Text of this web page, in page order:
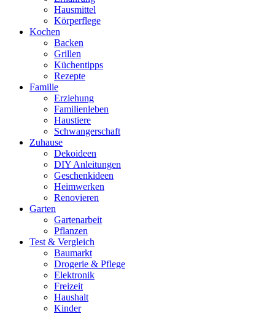
Hausmittel
Körperflege
Kochen
Backen
Grillen
Küchentipps
Rezepte
Familie
Erziehung
Familienleben
Haustiere
Schwangerschaft
Zuhause
Dekoideen
DIY Anleitungen
Geschenkideen
Heimwerken
Renovieren
Garten
Gartenarbeit
Pflanzen
Test & Vergleich
Baumarkt
Drogerie & Pflege
Elektronik
Freizeit
Haushalt
Kinder